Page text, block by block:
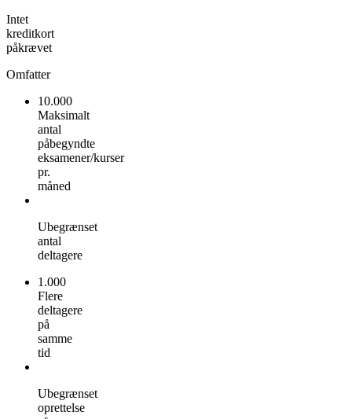
Intet
kreditkort
påkrævet
Omfatter
10.000
Maksimalt
antal
påbegyndte
eksamener/kurser
pr.
måned
Ubegrænset
antal
deltagere
1.000
Flere
deltagere
på
samme
tid
Ubegrænset
oprettelse